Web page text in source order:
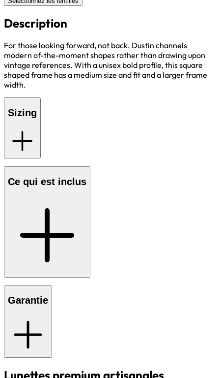
Description
For those looking forward, not back. Dustin channels
modern of-the-moment shapes rather than drawing upon
vintage references. With a unisex bold profile, this square
shaped frame has a medium size and fit and a larger frame
width.
Sizing
Ce qui est inclus
Garantie
Lunettes premium artisanales